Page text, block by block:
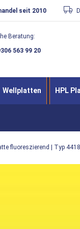
seit 2010
Beratung:
563 99 20
Wellplatten HPL
fluoreszierend | Typ